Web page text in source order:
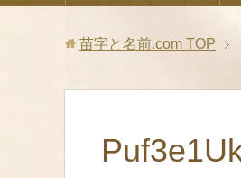
苗字と名前.com TOP